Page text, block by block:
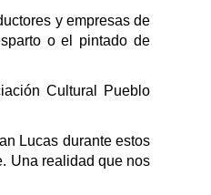
y empresas de
o el pintado de
Cultural Pueblo
Lucas durante estos
Una realidad que nos